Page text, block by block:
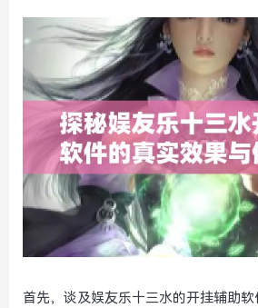
首先，谈及娱友乐十三水的开挂辅助